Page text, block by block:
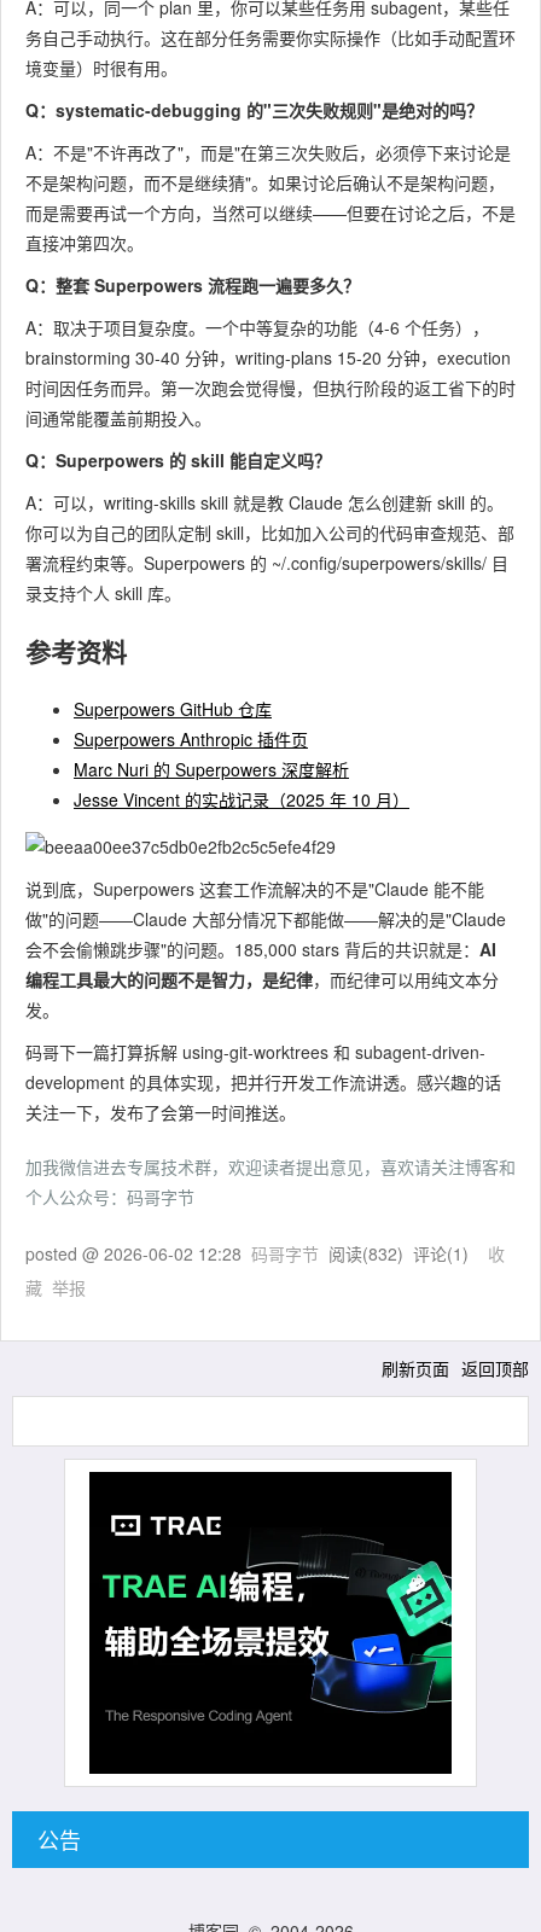
A：可以，同一个 plan 里，你可以某些任务用 subagent，某些任
务自己手动执行。这在部分任务需要你实际操作（比如手动配置环
境变量）时很有用。
Q：systematic-debugging 的"三次失败规则"是绝对的吗？
A：不是"不许再改了"，而是"在第三次失败后，必须停下来讨论是
不是架构问题，而不是继续猜"。如果讨论后确认不是架构问题，
而是需要再试一个方向，当然可以继续——但要在讨论之后，不是
直接冲第四次。
Q：整套 Superpowers 流程跑一遍要多久？
A：取决于项目复杂度。一个中等复杂的功能（4-6 个任务），
brainstorming 30-40 分钟，writing-plans 15-20 分钟，execution
时间因任务而异。第一次跑会觉得慢，但执行阶段的返工省下的时
间通常能覆盖前期投入。
Q：Superpowers 的 skill 能自定义吗？
A：可以， writing-skills skill 就是教 Claude 怎么创建新 skill 的。
你可以为自己的团队定制 skill，比如加入公司的代码审查规范、部
署流程约束等。Superpowers 的 ~/.config/superpowers/skills/ 目
录支持个人 skill 库。
参考资料
Superpowers GitHub 仓库
Superpowers Anthropic 插件页
Marc Nuri 的 Superpowers 深度解析
Jesse Vincent 的实战记录（2025 年 10 月）
说到底，Superpowers 这套工作流解决的不是"Claude 能不能
做"的问题——Claude 大部分情况下都能做——解决的是"Claude
会不会偷懒跳步骤"的问题。185,000 stars 背后的共识就是： AI
编程工具最大的问题不是智力，是纪律，而纪律可以用纯文本分
发。
码哥下一篇打算拆解 using-git-worktrees 和 subagent-driven-
development 的具体实现，把并行开发工作流讲透。感兴趣的话
关注一下，发布了会第一时间推送。
加我微信进去专属技术群，欢迎读者提出意见，喜欢请关注博客和
个人公众号：码哥字节
posted @ 2026-06-02 12:28 码哥字节 阅读(832) 评论(1) 收
藏 举报
刷新页面 返回顶部
公告